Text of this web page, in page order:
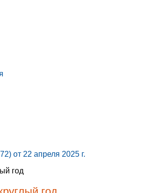
от 22 апреля 2025 г.
год